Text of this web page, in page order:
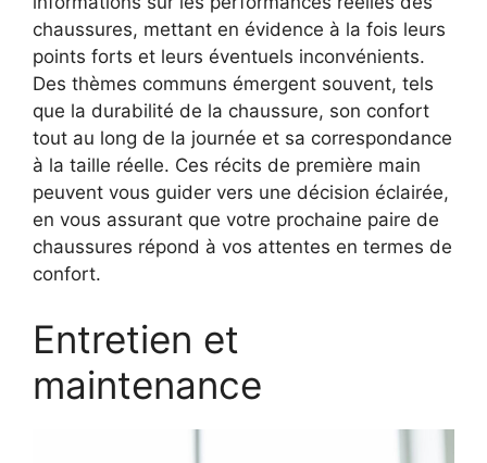
chaussures, mettant en évidence à la fois leurs
points forts et leurs éventuels inconvénients.
Des thèmes communs émergent souvent, tels
que la durabilité de la chaussure, son confort
tout au long de la journée et sa correspondance
à la taille réelle. Ces récits de première main
peuvent vous guider vers une décision éclairée,
en vous assurant que votre prochaine paire de
chaussures répond à vos attentes en termes de
confort.
Entretien et
maintenance